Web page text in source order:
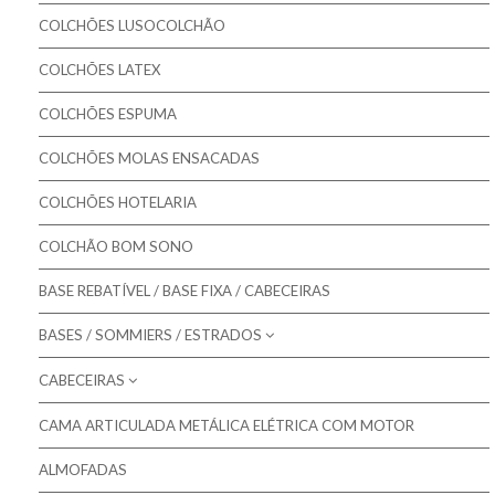
Pikolin - Colchões Criança e Bebé
Colmed - Colchões Medicinais
Colmol - Colchões
Bestbed - Colchões
Bom Repouso - Colchões
Mindol - Colchões
Colchões para Bebé
Colchões Low Cost
Colchões Gama MASTER
Colchões Gama ORTOPÉDICO
Colchões Gama SOFT
COLCHÕES LUSOCOLCHÃO
COLCHÕES LATEX
COLCHÕES ESPUMA
COLCHÕES MOLAS ENSACADAS
COLCHÕES HOTELARIA
COLCHÃO BOM SONO
BASE REBATÍVEL / BASE FIXA / CABECEIRAS
BASES / SOMMIERS / ESTRADOS
Molaflex - Bases Forradas
Molaflex - Lâminas
Molaflex - Rebatíveis
CABECEIRAS
Molaflex - Cabeceiras para camas
Mindol - Cabeceiras para camas
CAMA ARTICULADA METÁLICA ELÉTRICA COM MOTOR
ALMOFADAS